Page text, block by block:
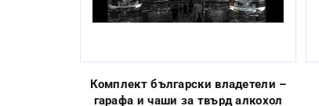
Комплект български владетели –
гарафа и чаши за твърд алкохол